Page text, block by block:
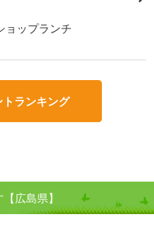
ョップランチ
ランキング
広島県】